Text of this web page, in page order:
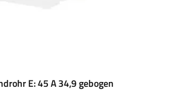
E: 45 A 34,9 gebogen